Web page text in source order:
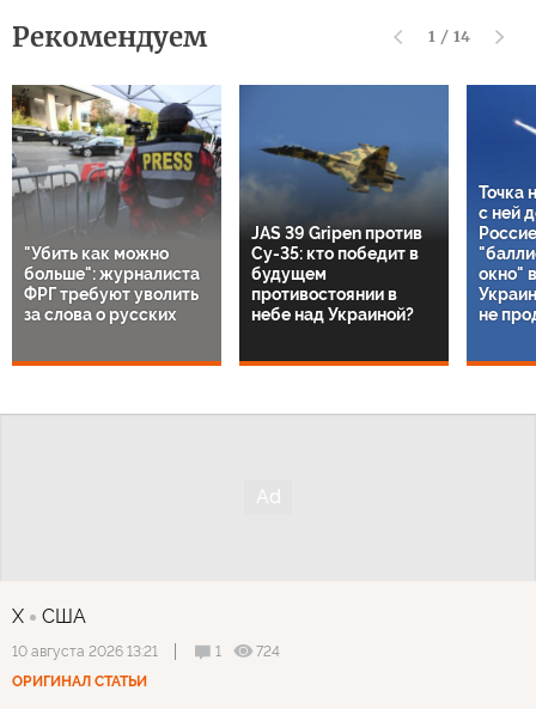
Рекомендуем 1 / 14
"Убить как можно
больше": журналиста
ФРГ требуют уволить
за слова о русских
JAS 39 Gripen против
Су-35: кто победит в
будущем
противостоянии в
небе над Украиной?
Точка
с ней
окно"
не
X США
10 августа 2026 13:21 1
724
ОРИГИНАЛ СТАТЬИ